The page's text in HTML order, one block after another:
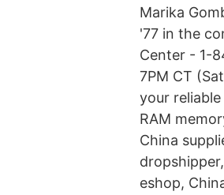
Marika
'77 in the
Center - 1-
7PM CT
your
RAM
China
eshop,